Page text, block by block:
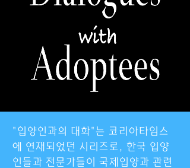
"입양인과의 대화"는 코리아타임스
에 연재되었던 시리즈로, 한국 입양
인들과 전문가들이 국제입양과 관련